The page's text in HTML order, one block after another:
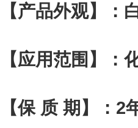
【产品外观】：
【应用范围】：
【保 质 期】：2